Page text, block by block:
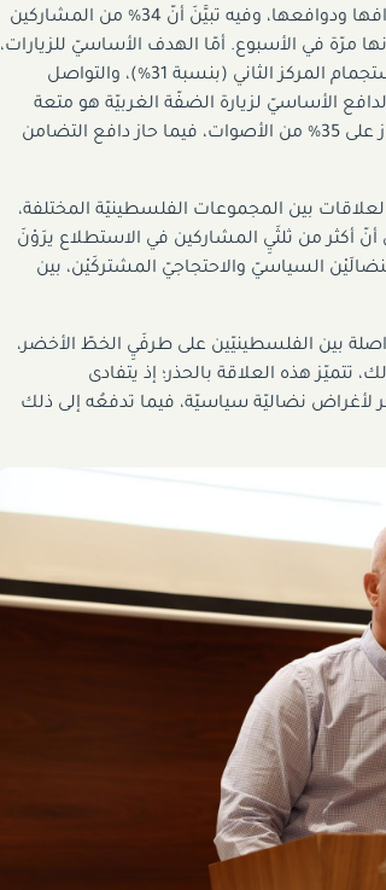
يفحص وتيرة زياراتهم للضفّة الغربيّة، أنماطها وأهدافها ودوافعها، وفيه تبيَّنَ أنّ 34% من المشاركين
الغربيّة على الأقلّ مرّة في الشهر، وَ 15% يزورونها مرّة في الأسبوع. أمّا الهدف الأساسيّ للزيارات،
فكان من نصيب التجارة والعمل (52%)، فيما احتلّت السياحة والاستجمام المركز الثاني (بنسبة 31%)، والتواصل
نتائج البحث أنّ الدافع الأساسيّ لزيارة الضفّة الغربيّة هو متعة
الزيارة نفسها، وذلك بنسبة 43%. أمّا كون الأسعار رخيصة فقد حاز على 35% من الأصوات، فيما حاز دافع التضامن
بين المجموعات الفلسطينيّة المختلفة،
أكثر من ثلثَيِ المشاركين في الاستطلاع يرَوْنَ
السياسيّ والاحتجاجيّ المشتركَيْن، بين
بين الفلسطينيّين على طرفَيِ الخطّ الأخضر،
تتميّز هذه العلاقة بالحذر؛ إذ يتفادى
لأغراض نضاليّة سياسيّة، فيما تدفعُه إلى ذلك